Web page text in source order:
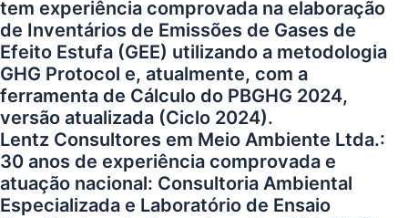
tem experiência comprovada na elaboração
de Inventários de Emissões de Gases de
Efeito Estufa (GEE) utilizando a metodologia
GHG Protocol e, atualmente, com a
ferramenta de Cálculo do PBGHG 2024,
versão atualizada (Ciclo 2024).
Lentz Consultores em Meio Ambiente Ltda.:
30 anos de experiência comprovada e
atuação nacional: Consultoria Ambiental
Especializada e Laboratório de Ensaio